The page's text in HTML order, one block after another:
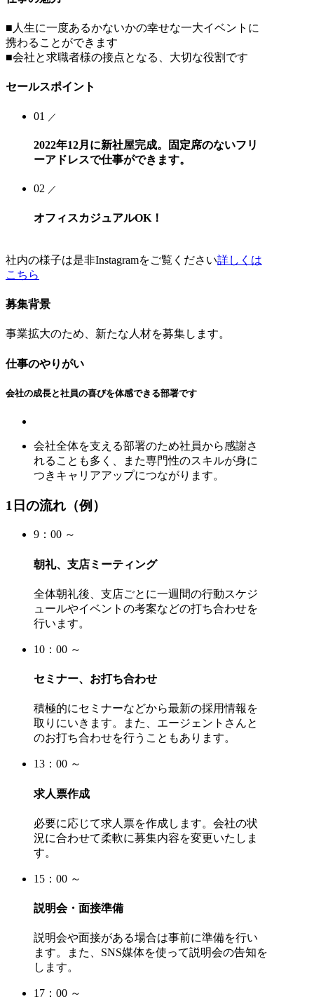
■人生に一度あるかないかの幸せな一大イベントに
携わることができます
■会社と求職者様の接点となる、大切な役割です
セールスポイント
01 ／
2022年12月に新社屋完成。固定席のないフリ
ーアドレスで仕事ができます。
02 ／
オフィスカジュアルOK！
社内の様子は是非Instagramをご覧ください詳しくは
こちら
募集背景
事業拡大のため、新たな人材を募集します。
仕事のやりがい
会社の成長と社員の喜びを体感できる部署です
会社全体を支える部署のため社員から感謝さ
れることも多く、また専門性のスキルが身に
つきキャリアアップにつながります。
1日の流れ（例）
9：00 ～
朝礼、支店ミーティング
全体朝礼後、支店ごとに一週間の行動スケジ
ュールやイベントの考案などの打ち合わせを
行います。
10：00 ～
セミナー、お打ち合わせ
積極的にセミナーなどから最新の採用情報を
取りにいきます。また、エージェントさんと
のお打ち合わせを行うこともあります。
13：00 ～
求人票作成
必要に応じて求人票を作成します。会社の状
況に合わせて柔軟に募集内容を変更いたしま
す。
15：00 ～
説明会・面接準備
説明会や面接がある場合は事前に準備を行い
ます。また、SNS媒体を使って説明会の告知を
します。
17：00 ～